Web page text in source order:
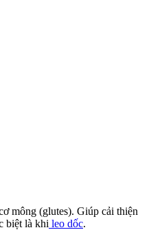
mông (glutes). Giúp cải thiện
biệt là khi leo dốc.